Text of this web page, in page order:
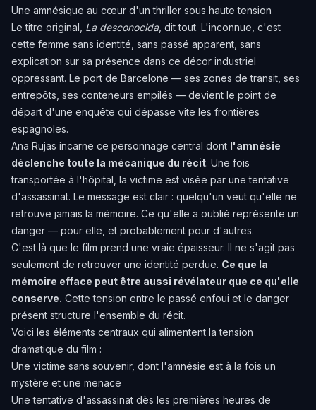
Une amnésique au cœur d'un thriller sous haute tension
Le titre original, La desconocida , dit tout. L'inconnue, c'est
cette femme sans identité, sans passé apparent, sans
explication sur sa présence dans ce décor industriel
oppressant. Le port de Barcelone — ses zones de transit, ses
entrepôts, ses conteneurs empilés — devient le point de
départ d'une enquête qui dépasse vite les frontières
espagnoles.
Ana Rujas incarne ce personnage central dont l'amnésie
déclenche toute la mécanique du récit. Une fois
transportée à l'hôpital, la victime est visée par une tentative
d'assassinat. Le message est clair : quelqu'un veut qu'elle ne
retrouve jamais la mémoire. Ce qu'elle a oublié représente un
danger — pour elle, et probablement pour d'autres.
C'est là que le film prend une vraie épaisseur. Il ne s'agit pas
seulement de retrouver une identité perdue. Ce que la
mémoire efface peut être aussi révélateur que ce qu'elle
conserve. Cette tension entre le passé enfoui et le danger
présent structure l'ensemble du récit.
Voici les éléments centraux qui alimentent la tension
dramatique du film :
Une victime sans souvenir, dont l'amnésie est à la fois un
mystère et une menace
Une tentative d'assassinat dès les premières heures de